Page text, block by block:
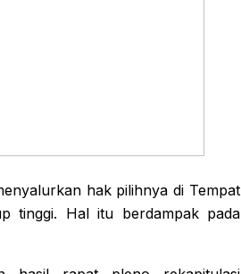
hak pilihnya di Tempat
tinggi. Hal itu berdampak pada